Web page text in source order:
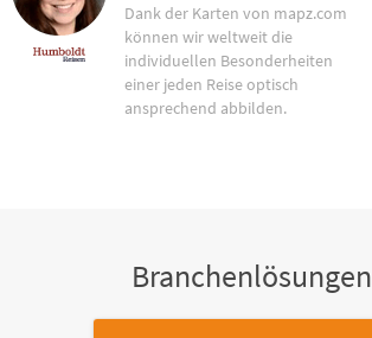
Dank der Karten von mapz.com
können wir weltweit die
individuellen Besonderheiten
einer jeden Reise optisch
ansprechend abbilden.
Branchenlösungen